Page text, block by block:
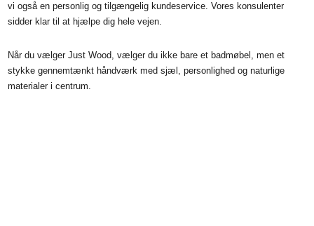
vi også en personlig og tilgængelig kundeservice. Vores konsulenter
sidder klar til at hjælpe dig hele vejen.
Når du vælger Just Wood, vælger du ikke bare et badmøbel, men et
stykke gennemtænkt håndværk med sjæl, personlighed og naturlige
materialer i centrum.